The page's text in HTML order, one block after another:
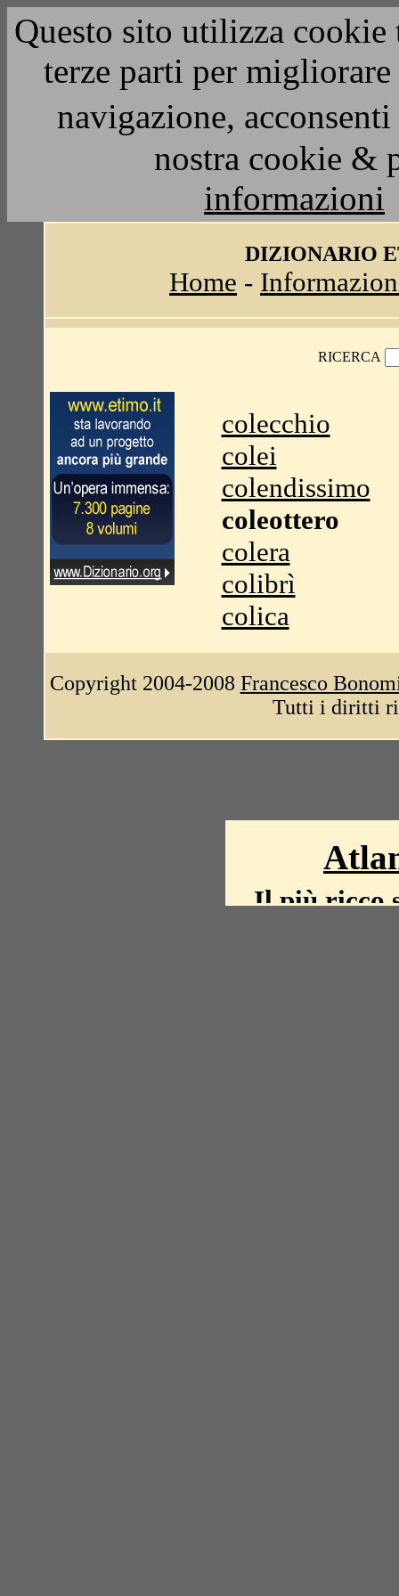
Questo sito utilizza
terze parti per
navigazione,
nostra cookie &
informazioni
DIZIONARIO
Home -
RICERCA
colecchio
colei
colendissimo
coleottero
colera
colibrì
colica
Copyright 2004-2008 Francesco
Tutti i diritti
Il più ricco